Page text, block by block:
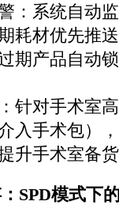
：系统自动
耗材优先推
期产品自动
针对手术室
入手术包）
升手术室备货
SPD模式下